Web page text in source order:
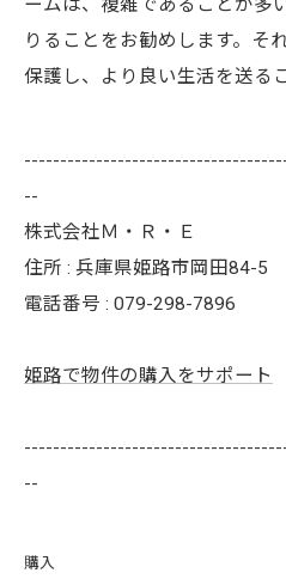
ームは、複雑であることが多
りることをお勧めします。そ
保護し、より良い生活を送る
--
株式会社Ｍ・Ｒ・Ｅ
住所 : 兵庫県姫路市岡田84-5
電話番号 : 079-298-7896
姫路で物件の購入をサポート
--
購入